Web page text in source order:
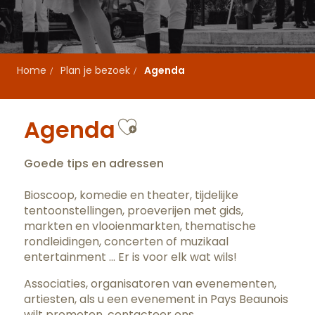
Home Plan je bezoek Agenda
AgendaAjouter aux
Goede tips en adressen
Bioscoop, komedie en theater, tijdelijke
tentoonstellingen, proeverijen met gids,
markten en vlooienmarkten, thematische
rondleidingen, concerten of muzikaal
entertainment … Er is voor elk wat wils!
Associaties, organisatoren van evenementen,
artiesten, als u een evenement in Pays Beaunois